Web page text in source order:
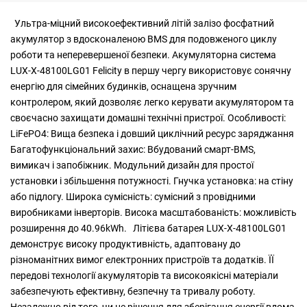
Ультра-міцний високоефективний літій залізо фосфатний
акумулятор з вдосконаленою BMS для подовженого циклу
роботи та неперевершеної безпеки. Акумуляторна система
LUX-X-48100LG01 Felicity в першу чергу використовує сонячну
енергію для сімейних будинків, оснащена зручним
контролером, який дозволяє легко керувати акумулятором та
своєчасно захищати домашні технічні пристрої. Особливості:
LiFePO4: Вища безпека і довший циклічний ресурс заряджання
Багатофункціональний захис: Вбудований смарт-BMS,
вимикач і запобіжник. Модульний дизайн для простої
установки і збільшення потужності. Гнучка установка: на стіну
або підлогу. Широка сумісність: сумісний з провідними
виробниками інверторів. Висока масштабованість: можливість
розширення до 40.96kWh. Літієва батарея LUX-X-48100LG01
демонструє високу продуктивність, адаптовану до
різноманітних вимог електронних пристроїв та додатків. ЇЇ
передові технології акумуляторів та високоякісні матеріали
забезпечують ефективну, безпечну та тривалу роботу.